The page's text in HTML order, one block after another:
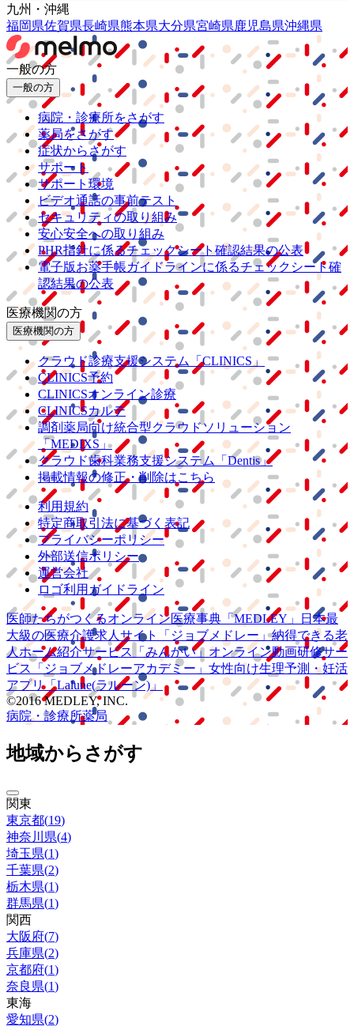
九州・沖縄
福岡県佐賀県長崎県熊本県大分県宮崎県鹿児島県沖縄県
一般の方
一般の方
病院・診療所をさがす
薬局をさがす
症状からさがす
サポート
サポート環境
ビデオ通話の事前テスト
セキュリティの取り組み
安心安全への取り組み
PHR指針に係るチェックシート確認結果の公表
電子版お薬手帳ガイドラインに係るチェックシート確
認結果の公表
医療機関の方
医療機関の方
クラウド診療支援システム
「CLINICS」
CLINICS予約
CLINICSオンライン診療
CLINICSカルテ
調剤薬局向け統合型クラウドソリューション
「MEDIXS」
クラウド歯科業務支援システム
「Dentis」
掲載情報の修正・削除はこちら
利用規約
特定商取引法に基づく表記
プライバシーポリシー
外部送信ポリシー
運営会社
ロゴ利用ガイドライン
医師たちがつくるオンライン医療事典 「MEDLEY」
日本最
大級の医療介護求人サイト 「ジョブメドレー」納得できる老
人ホーム紹介サービス
「みんかい」 オンライン動画研修サー
ビス
「ジョブメドレーアカデミー」 女性向け生理予測・妊活
アプリ「Lalune(ラルーン)」
©2016 MEDLEY, INC.
病院・診療所薬局
地域からさがす
関東
東京都(19)
神奈川県(4)
埼玉県(1)
千葉県(2)
栃木県(1)
群馬県(1)
関西
大阪府(7)
兵庫県(2)
京都府(1)
奈良県(1)
東海
愛知県(2)